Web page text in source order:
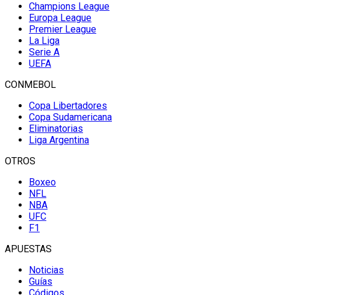
Champions League
Europa League
Premier League
La Liga
Serie A
UEFA
CONMEBOL
Copa Libertadores
Copa Sudamericana
Eliminatorias
Liga Argentina
OTROS
Boxeo
NFL
NBA
UFC
F1
APUESTAS
Noticias
Guías